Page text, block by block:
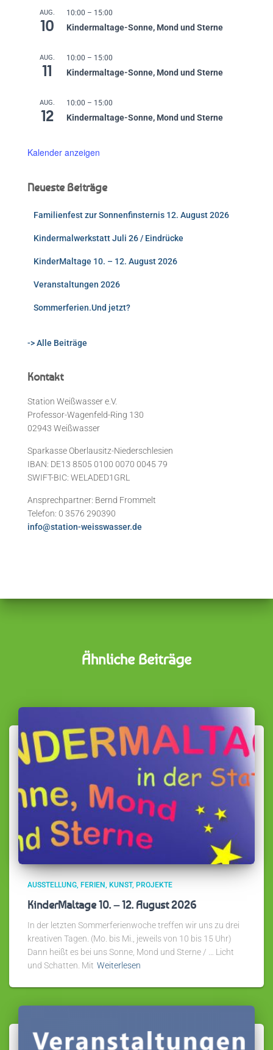
AUG.
10
10:00 – 15:00
Kindermaltage-Sonne, Mond und Sterne
AUG.
11
10:00 – 15:00
Kindermaltage-Sonne, Mond und Sterne
AUG.
12
10:00 – 15:00
Kindermaltage-Sonne, Mond und Sterne
Kalender anzeigen
Neueste Beiträge
Familienfest zur Sonnenfinsternis 12. August 2026
Kindermalwerkstatt Juli 26 / Eindrücke
KinderMaltage 10. – 12. August 2026
Veranstaltungen 2026
Sommerferien.Und jetzt?
-> Alle Beiträge
Kontakt
Station Weißwasser e.V.
Professor-Wagenfeld-Ring 130
02943 Weißwasser
Sparkasse Oberlausitz-Niederschlesien
IBAN: DE13 8505 0100 0070 0045 79
SWIFT-BIC: WELADED1GRL
Ansprechpartner: Bernd Frommelt
Telefon: 0 3576 290390
info@station-weisswasser.de
Ähnliche Beiträge
AUSSTELLUNG FERIEN KUNST PROJEKTE
KinderMaltage 10. – 12. August 2026
In der letzten Sommerferienwoche treffen wir uns zu drei
kreativen Tagen. (Mo. bis Mi., jeweils von 10 bis 15 Uhr)
Dann heißt es bei uns Sonne, Mond und Sterne / … Licht
und Schatten. Mit Weiterlesen